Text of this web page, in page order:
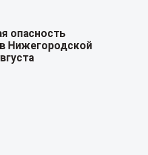
опасность
Нижегородской